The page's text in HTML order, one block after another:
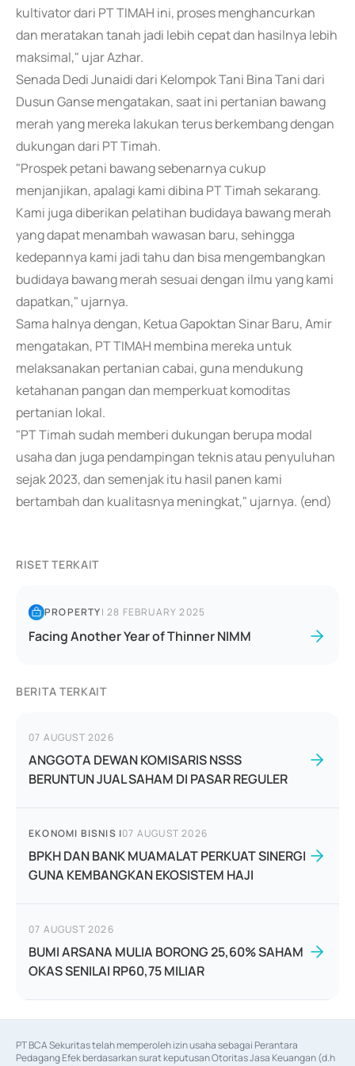
kultivator dari PT TIMAH ini, proses menghancurkan
dan meratakan tanah jadi lebih cepat dan hasilnya lebih
maksimal," ujar Azhar.
Senada Dedi Junaidi dari Kelompok Tani Bina Tani dari
Dusun Ganse mengatakan, saat ini pertanian bawang
merah yang mereka lakukan terus berkembang dengan
dukungan dari PT Timah.
"Prospek petani bawang sebenarnya cukup
menjanjikan, apalagi kami dibina PT Timah sekarang.
Kami juga diberikan pelatihan budidaya bawang merah
yang dapat menambah wawasan baru, sehingga
kedepannya kami jadi tahu dan bisa mengembangkan
budidaya bawang merah sesuai dengan ilmu yang kami
dapatkan," ujarnya.
Sama halnya dengan, Ketua Gapoktan Sinar Baru, Amir
mengatakan, PT TIMAH membina mereka untuk
melaksanakan pertanian cabai, guna mendukung
ketahanan pangan dan memperkuat komoditas
pertanian lokal.
"PT Timah sudah memberi dukungan berupa modal
usaha dan juga pendampingan teknis atau penyuluhan
sejak 2023, dan semenjak itu hasil panen kami
bertambah dan kualitasnya meningkat," ujarnya. (end)
RISET TERKAIT
PROPERTY|28 FEBRUARY 2025
Facing Another Year of Thinner NIMM
BERITA TERKAIT
07 AUGUST 2026
ANGGOTA DEWAN KOMISARIS NSSS
BERUNTUN JUAL SAHAM DI PASAR REGULER
EKONOMI BISNIS |07 AUGUST 2026
BPKH DAN BANK MUAMALAT PERKUAT SINERGI
GUNA KEMBANGKAN EKOSISTEM HAJI
07 AUGUST 2026
BUMI ARSANA MULIA BORONG 25,60% SAHAM
OKAS SENILAI RP60,75 MILIAR
PT BCA Sekuritas telah memperoleh izin usaha sebagai Perantara
Pedagang Efek berdasarkan surat keputusan Otoritas Jasa Keuangan (d.h